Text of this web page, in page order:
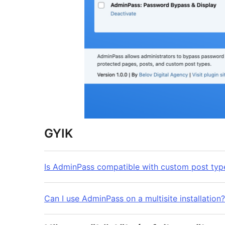
GYIK
Is AdminPass compatible with custom post
Can I use AdminPass on a multisite installation?